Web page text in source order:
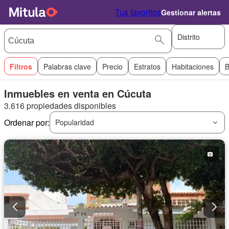
Tus favoritosGestionar alertas
Distrito
Filtros Palabras clave Precio Estratos Habitaciones
Inmuebles en venta en Cúcuta
3.616 propiedades disponibles
Ordenar por:
Popularidad